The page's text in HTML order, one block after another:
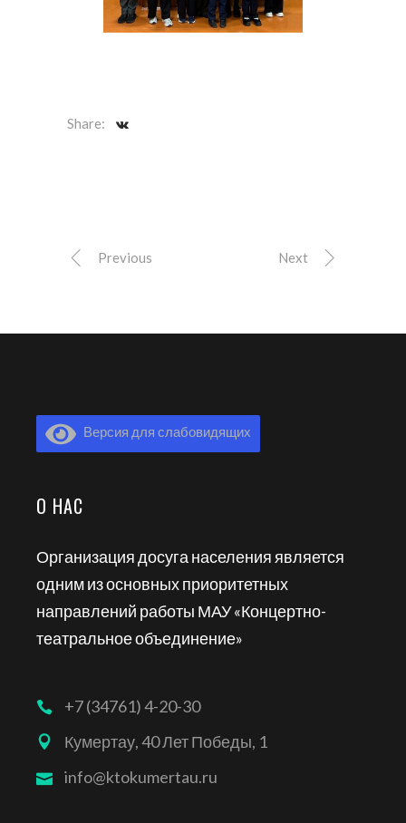
Share:
Previous Next
Версия для слабовидящих
О НАС
Организация досуга населения является
одним из основных приоритетных
направлений работы МАУ «Концертно-
театральное объединение»
+7 (34761) 4-20-30
Кумертау, 40 Лет Победы, 1
info@ktokumertau.ru